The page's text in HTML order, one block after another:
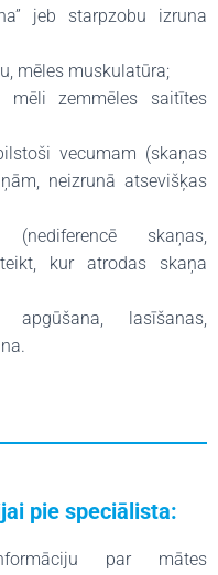
jeb starpzobu izruna
mēles muskulatūra;
mēli zemmēles saitītes
vecumam (skaņas
neizrunā atsevišķas
(nediferencē skaņas,
kur atrodas skaņa
lasīšanas,
pie speciālista:
par mātes